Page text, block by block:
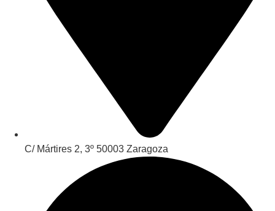
C/ Mártires 2, 3º 50003 Zaragoza